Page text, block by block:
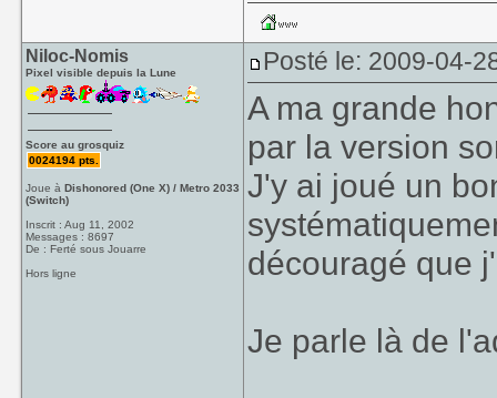
Niloc-Nomis
Pixel visible depuis la Lune
Score au grosquiz
0024194 pts.
Joue àDishonored (One X) / Metro 2033
(Switch)
Inscrit : Aug 11, 2002
Messages : 8697
De : Ferté sous Jouarre
Hors ligne
Posté le: 2009-04-
A ma grande
par la version
J'y ai joué un
découragé que
Je parle là de